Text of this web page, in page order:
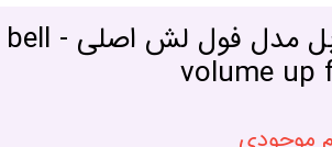
ریمل حجم دهتده بل مدل فول لش اصلی - bell
volume up
موجودی